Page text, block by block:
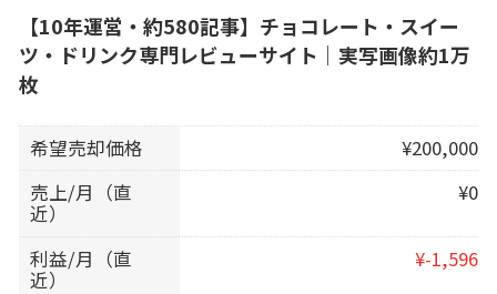
【10年運営・約580記事】チョコレート・スイー
ツ・ドリンク専門レビューサイト｜実写画像約1万
枚
希望売却価格
¥200,000
売上/月（直
近）
¥0
利益/月（直
近）
¥-1,596